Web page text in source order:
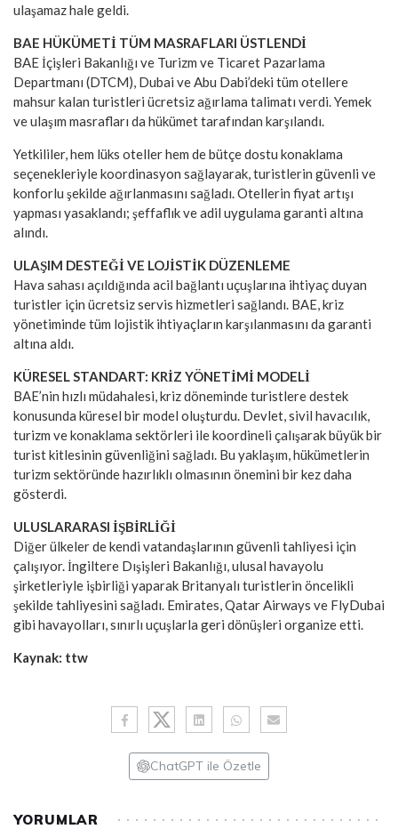
ulaşamaz hale geldi.
BAE HÜKÜMETİ TÜM MASRAFLARI ÜSTLENDİ
BAE İçişleri Bakanlığı ve Turizm ve Ticaret Pazarlama
Departmanı (DTCM), Dubai ve Abu Dabi’deki tüm otellere
mahsur kalan turistleri ücretsiz ağırlama talimatı verdi. Yemek
ve ulaşım masrafları da hükümet tarafından karşılandı.
Yetkililer, hem lüks oteller hem de bütçe dostu konaklama
seçenekleriyle koordinasyon sağlayarak, turistlerin güvenli ve
konforlu şekilde ağırlanmasını sağladı. Otellerin fiyat artışı
yapması yasaklandı; şeffaflık ve adil uygulama garanti altına
alındı.
ULAŞIM DESTEĞİ VE LOJİSTİK DÜZENLEME
Hava sahası açıldığında acil bağlantı uçuşlarına ihtiyaç duyan
turistler için ücretsiz servis hizmetleri sağlandı. BAE, kriz
yönetiminde tüm lojistik ihtiyaçların karşılanmasını da garanti
altına aldı.
KÜRESEL STANDART: KRİZ YÖNETİMİ MODELİ
BAE’nin hızlı müdahalesi, kriz döneminde turistlere destek
konusunda küresel bir model oluşturdu. Devlet, sivil havacılık,
turizm ve konaklama sektörleri ile koordineli çalışarak büyük bir
turist kitlesinin güvenliğini sağladı. Bu yaklaşım, hükümetlerin
turizm sektöründe hazırlıklı olmasının önemini bir kez daha
gösterdi.
ULUSLARARASI İŞBİRLİĞİ
Diğer ülkeler de kendi vatandaşlarının güvenli tahliyesi için
çalışıyor. İngiltere Dışişleri Bakanlığı, ulusal havayolu
şirketleriyle işbirliği yaparak Britanyalı turistlerin öncelikli
şekilde tahliyesini sağladı. Emirates, Qatar Airways ve FlyDubai
gibi havayolları, sınırlı uçuşlarla geri dönüşleri organize etti.
Kaynak: ttw
ChatGPT ile Özetle
YORUMLAR